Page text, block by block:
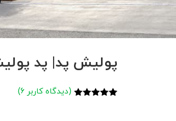
پولیش پد| پد
(دیدگاه کاربر6
)